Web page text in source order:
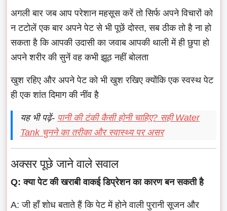
अगली बार जब आप परेशान महसूस करें तो सिर्फ अपने विचारों को
न टटोलें एक बार अपने पेट से भी पूछें दोस्त, सब ठीक तो है ना हो
सकता है कि आपकी उदासी का जवाब आपकी थाली में ही छुपा हो
अपने शरीर की सुनें वह कभी झूठ नहीं बोलता
खुश रहिए और अपने पेट को भी खुश रखिए क्योंकि एक स्वस्थ पेट
ही एक शांत दिमाग की नींव है
यह भी पढ़ें- पानी की टंकी कैसी होनी चाहिए? सही Water
Tank चुनने का तरीका और स्वास्थ्य पर असर
अक्सर पूछे जाने वाले सवाल
Q: क्या पेट की खराबी वाकई डिप्रेशन का कारण बन सकती है
A: जी हाँ शोध बताते हैं कि पेट में होने वाली पुरानी सूजन और